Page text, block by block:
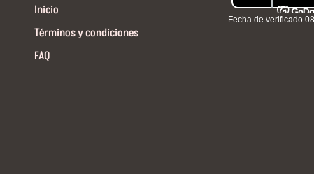
Inicio
Términos y condiciones
FAQ